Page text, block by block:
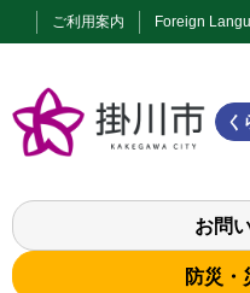
ご利用案内 Foreign
く
お問
防災・